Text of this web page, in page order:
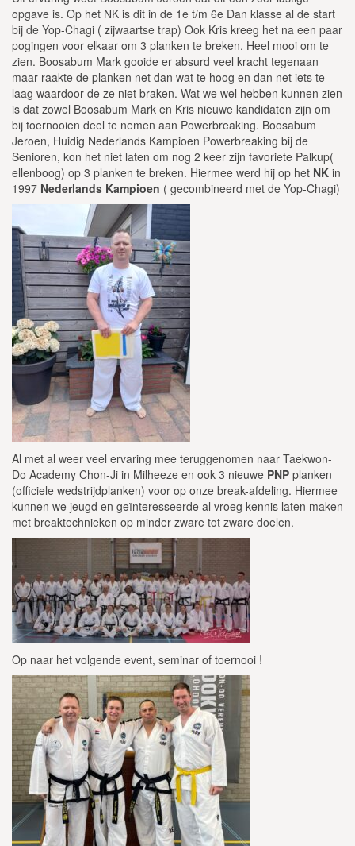
opgave is. Op het NK is dit in de 1e t/m 6e Dan klasse al de start
bij de Yop-Chagi ( zijwaartse trap) Ook Kris kreeg het na een paar
pogingen voor elkaar om 3 planken te breken. Heel mooi om te
zien. Boosabum Mark gooide er absurd veel kracht tegenaan
maar raakte de planken net dan wat te hoog en dan net iets te
laag waardoor de ze niet braken. Wat we wel hebben kunnen zien
is dat zowel Boosabum Mark en Kris nieuwe kandidaten zijn om
bij toernooien deel te nemen aan Powerbreaking. Boosabum
Jeroen, Huidig Nederlands Kampioen Powerbreaking bij de
Senioren, kon het niet laten om nog 2 keer zijn favoriete Palkup(
ellenboog) op 3 planken te breken. Hiermee werd hij op het NK in
1997 Nederlands Kampioen ( gecombineerd met de Yop-Chagi)
Al met al weer veel ervaring mee teruggenomen naar Taekwon-
Do Academy Chon-Ji in Milheeze en ook 3 nieuwe PNP planken
(officiele wedstrijdplanken) voor op onze break-afdeling. Hiermee
kunnen we jeugd en geïnteresseerde al vroeg kennis laten maken
met breaktechnieken op minder zware tot zware doelen.
Op naar het volgende event, seminar of toernooi !